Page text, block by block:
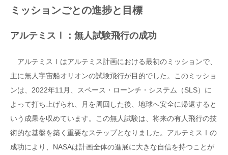
ミッションごとの進捗と目標
アルテミスⅠ：無人試験飛行の成功
アルテミスⅠはアルテミス計画における最初のミッションで、
主に無人宇宙船オリオンの試験飛行が目的でした。このミッショ
ンは、2022年11月、スペース・ローンチ・システム（SLS）に
よって打ち上げられ、月を周回した後、地球へ安全に帰還すると
いう成果を収めています。この無人試験は、将来の有人飛行の技
術的な基盤を築く重要なステップとなりました。アルテミスⅠの
成功により、NASAは計画全体の進展に大きな自信を持つことが